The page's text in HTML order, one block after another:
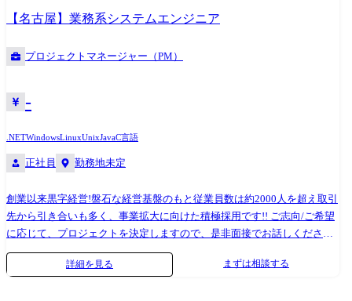
用・保守(下流) ※ご志向・ご希望に応じて、プロジェクトを決定します
※地元密着主義のため、地元の大手企業でのプロジェクトを前提として
います。
【名古屋】業務系システムエンジニア
プロジェクトマネージャー（PM）
-
.NETWindowsLinuxUnixJavaC言語
正社員 勤務地未定
創業以来黒字経営!盤石な経営基盤のもと従業員数は約2000人を超え取引
先から引き合いも多く、事業拡大に向けた積極採用です!! ご志向/ご希望
に応じて、プロジェクトを決定しますので、是非面接でお話しください!
●取引業界 ・製造メーカー、通信キャリア、金融、流通、官公庁 等 ●
詳細を見る まずは相談する